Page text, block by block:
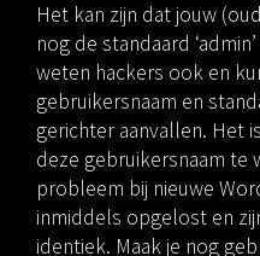
Het kan zijn dat jouw
nog de standaard
weten hackers ook en
gebruikersnaam en
gerichter aanvallen. Het
deze gebruikersnaam te
probleem bij nieuwe
inmiddels opgelost en
identiek. Maak je nog